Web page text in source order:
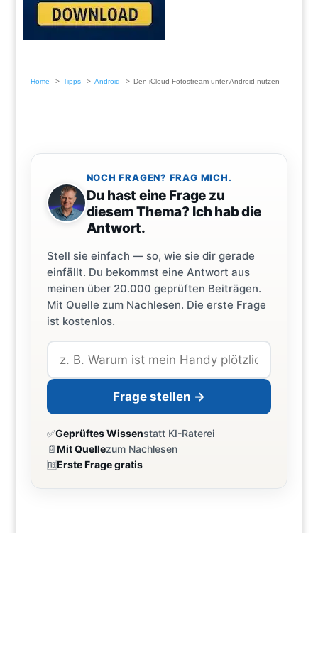
Home Tipps Android Den iCloud-Fotostream unter Android nutzen
NOCH FRAGEN? FRAG MICH.
Du hast eine Frage zu
diesem Thema? Ich hab die
Antwort.
Stell sie einfach — so, wie sie dir gerade
einfällt. Du bekommst eine Antwort aus
meinen über 20.000 geprüften Beiträgen.
Mit Quelle zum Nachlesen. Die erste Frage
ist kostenlos.
Frage stellen →
✅Geprüftes Wissenstatt KI-Raterei
📄Mit Quellezum Nachlesen
🆓Erste Frage gratis